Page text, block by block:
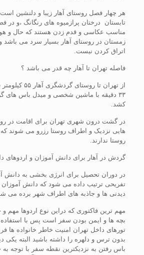
هر چهار فصل روستای آهار زیبا و دلنشین است
تابستان درختان پرازمیوه های رنگانگ ،و در
مناسب عکاسی و قدم زدن هستند که حال و
زمستان در روستای آهار بسیار سرد می باشد
اتراق کردن نیست.
فاصله تهران تا آهار چه قدر می باشد ؟
از تهران تا
۳۳ دقیقه با ماشین شخصی و میدل باس
کشد.
در گشت درون شهری تهران برای اقامت در
هایی نزدیک و اطراف روستا رزرو می شوند که
روستا ندارند.
گردش در آهار برای دانش آموزان و اردوهای
در دوران تحصیل برای انرژی بخشی به دانش
تفریحی ترتیب داده می شود که دانش آموزان
دیدنی ها و جاذبه های اطراف شهر برده می
مهم ترین فاکتوری که دراین نوع اردوها مهم
بچه ها و ایمن بودن سفر است پس با
تورهای داخل تهران امنیت خاطر خانواده ها
بدون ترس و دلهره را داشته باشید البته یکی
باس رفتن به نزدیکترین نقطه سفر با توجه